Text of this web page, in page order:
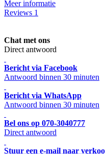
Meer informatie
Reviews 1
Chat met ons
Direct antwoord
Bericht via Facebook
Antwoord binnen 30 minuten
Bericht via WhatsApp
Antwoord binnen 30 minuten
Bel ons op 070-3040777
Direct antwoord
Stuur een e-mail naar